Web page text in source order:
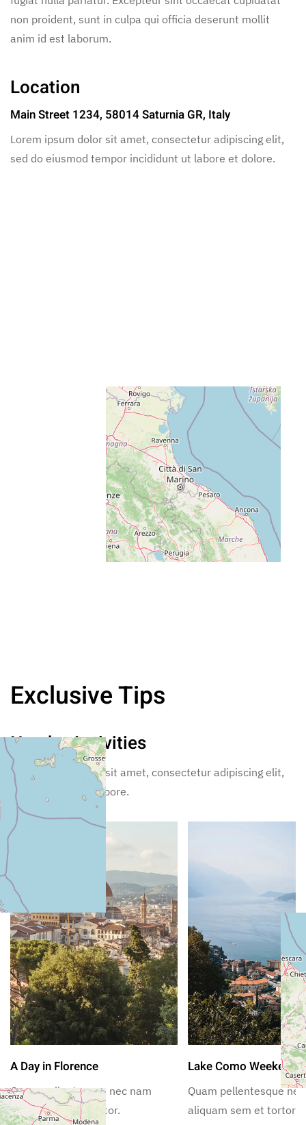
non proident, sunt in culpa qui officia deserunt mollit
anim id est laborum.
Location
Main Street 1234, 58014 Saturnia GR, Italy
Lorem ipsum dolor sit amet, consectetur adipiscing elit,
sed do eiusmod tempor incididunt ut labore et dolore.
Exclusive Tips
Nearby Activities
Lorem ipsum dolor sit amet, consectetur adipiscing elit,
sed incididunt ut labore.
A Day in Florence
Quam pellentesque nec nam
aliquam sem et tortor.
Lake Como Weekend
Quam pellentesque
aliquam sem et tortor.